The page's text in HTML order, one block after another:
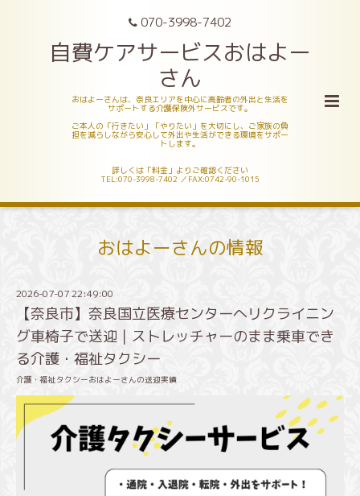
070-3998-7402
自費ケアサービスおはよー
さん
おはよーさんは、奈良エリアを中心に高齢者の外出と生活を
サポートする介護保険外サービスです。
ご本人の「行きたい」「やりたい」を大切にし、ご家族の負
担を減らしながら安心して外出や生活ができる環境をサポー
トします。
詳しくは「料金」よりご確認ください
TEL:070-3998-7402 ／FAX:0742-90-1015
おはよーさんの情報
2026-07-07 22:49:00
【奈良市】奈良国立医療センターへリクライニン
グ車椅子で送迎｜ストレッチャーのまま乗車でき
る介護・福祉タクシー
介護・福祉タクシーおはよーさんの送迎実績